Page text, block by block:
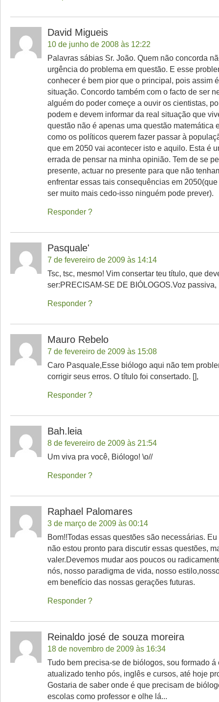
David Migueis
10 de junho de 2008 às 12:22
Palavras sábias Sr. João. Quem não concorda
urgência do problema em questão. E esse
conhecer é bem pior que o principal, pois assim
situação. Concordo também com o facto de ser
alguém do poder começe a ouvir os cientistas,
podem e devem informar da real situação que
questão não é apenas uma questão matemática
como os políticos querem fazer passar à
que em 2050 vai acontecer isto e aquilo. Esta é
errada de pensar na minha opinião. Tem de se
presente, actuar no presente para que não
enfrentar essas tais consequências em
ser muito mais cedo-isso ninguém pode prever).
Responder
Pasquale'
7 de fevereiro de 2009 às 14:14
Tsc, tsc, mesmo! Vim consertar teu título, que
ser:PRECISAM-SE DE BIÓLOGOS.Voz passiva,
Responder
Mauro Rebelo
7 de fevereiro de 2009 às 15:08
Caro Pasquale,Esse biólogo aqui não tem
corrigir seus erros. O título foi consertado. [],
Responder
Bah.leia
8 de fevereiro de 2009 às 21:54
Um viva pra você, Biólogo! \o//
Responder
Raphael Palomares
3 de março de 2009 às 00:14
Bom!!Todas essas questões são necessárias.
não estou pronto para discutir essas questões,
valer.Devemos mudar aos poucos ou
nós, nosso paradigma de vida, nosso
em benefício das nossas gerações futuras.
Responder
Reinaldo josé de souza moreira
18 de novembro de 2009 às 16:34
Tudo bem precisa-se de biólogos, sou formado á
atualizado tenho pós, inglês e cursos, até hoje
Gostaria de saber onde é que precisam de
escolas como professor e olhe lá...